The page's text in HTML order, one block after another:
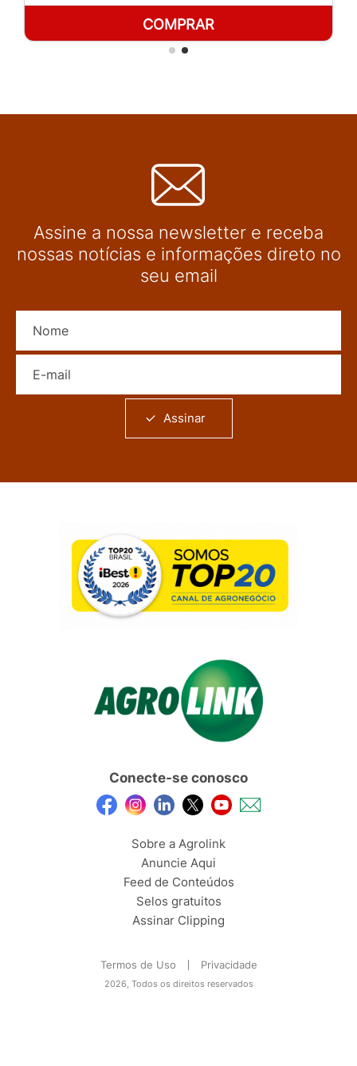
COMPRAR
Assine a nossa newsletter e receba
nossas notícias e informações direto no
seu email
Assinar
Conecte-se conosco
Sobre a Agrolink
Anuncie Aqui
Feed de Conteúdos
Selos gratuitos
Assinar Clipping
Termos de Uso Privacidade
2026, Todos os direitos reservados